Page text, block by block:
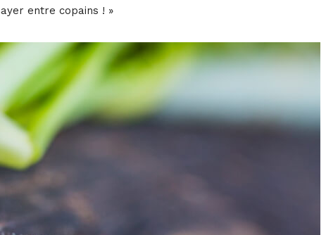
entre copains ! »